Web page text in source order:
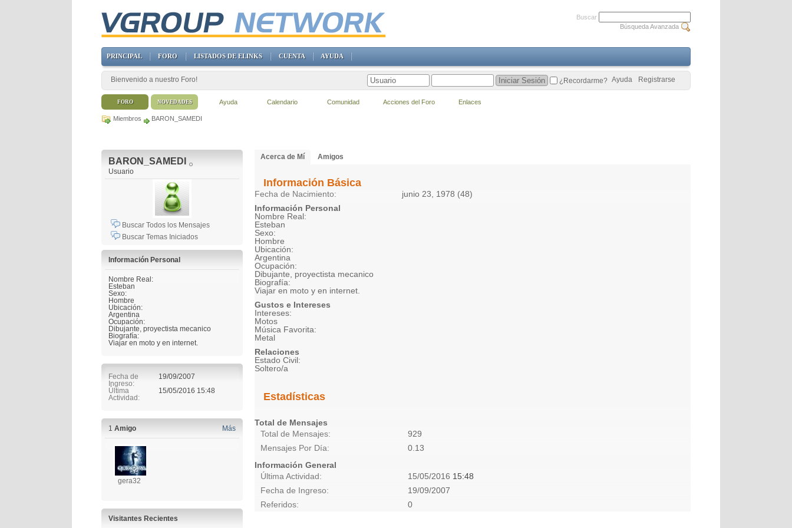
Miembros BARON_SAMEDI
BARON_SAMEDI
Usuario
Buscar Todos los Mensajes
Buscar Temas Iniciados
Información Personal
Nombre Real:
Esteban
Sexo:
Hombre
Ubicación:
Argentina
Ocupación:
Dibujante, proyectista mecanico
Biografía:
Viajar en moto y en internet.
Fecha de
Ingreso
19/09/2007
Última
Actividad
15/05/2016 15:48
Más
1 Amigo
gera32
Visitantes Recientes
Acerca de Mí Amigos
Información Básica
Fecha de Nacimiento
junio 23, 1978 (48)
Información Personal
Nombre Real:
Esteban
Sexo:
Hombre
Ubicación:
Argentina
Ocupación:
Dibujante, proyectista mecanico
Biografía:
Viajar en moto y en internet.
Gustos e Intereses
Intereses:
Motos
Música Favorita:
Metal
Relaciones
Estado Civil:
Soltero/a
Estadísticas
Total de Mensajes
Total de Mensajes
929
Mensajes Por Día
0.13
Información General
Última Actividad
15/05/2016 15:48
Fecha de Ingreso
19/09/2007
Referidos
0
Buscar
Búsqueda Avanzada
PRINCIPAL FORO LISTADOS DE ELINKS CUENTA AYUDA
Bienvenido a nuestro Foro! Registrarse
Ayuda
¿Recordarme?
FORO Ayuda Calendario Comunidad Acciones del Foro Enlaces
NOVEDADES